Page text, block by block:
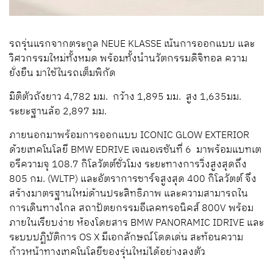
รถรุ่นแรกจากตระกูล NEUE KLASSE เน้นการออกแบบ และ
วิศวกรรมใหม่ทั้งหมด พร้อมทั้งนำนวัตกรรมดิจิทอล ความ
ยั่งยืน มาใช้ในรถเต็มพิกัด
มิติตัวถังยาว 4,782 มม. กว้าง 1,895 มม. สูง 1,635มม.
ระยะฐานล้อ 2,897 มม.
ภายนอกมาพร้อมการออกแบบ ICONIC GLOW EXTERIOR
ด้วยเทคโนโลยี BMW EDRIVE เจเนอเรชันที่ 6 มาพร้อมแบทเต
อรีความจุ 108.7 กิโลวัตต์ชั่วโมง ระยะทางการวิ่งสูงสุดถึง
805 กม. (WLTP) และอัตราการชาร์จสูงสุด 400 กิโลวัตต์ จึง
สร้างมาตรฐานใหม่ด้านประสิทธิภาพ และความสามารถใน
การเดินทางไกล สถาปัตยกรรมอีเลคทรอนิคส์ 800V พร้อม
ภายในเรียบง่าย ห้องโดยสาร BMW PANORAMIC IDRIVE และ
ระบบปฏิบัติการ OS X มีเอกลักษณ์โดดเด่น สะท้อนความ
ก้าวหน้าทางเทคโนโลยีของรุ่นใหม่ได้อย่างลงตัว